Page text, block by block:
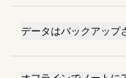
データはバックアップ